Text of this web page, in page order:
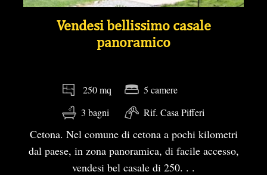
Vendesi bellissimo casale
panoramico
250 mq
3 bagni
5 camere
Rif. Casa Pifferi
Cetona. Nel comune di cetona a pochi kilometri
dal paese, in zona panoramica, di facile accesso,
vendesi bel casale di 250. . .